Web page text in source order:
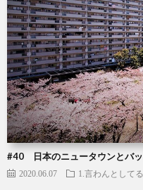
#40 日本のニュータウンとバ
2020.06.07 1.言わんとして